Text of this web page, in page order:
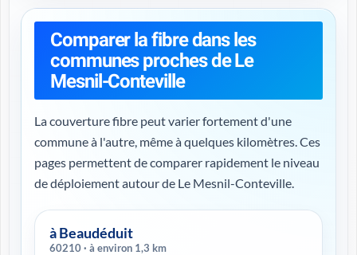
Comparer la fibre dans les
communes proches de Le
Mesnil-Conteville
La couverture fibre peut varier fortement d'une
commune à l'autre, même à quelques kilomètres. Ces
pages permettent de comparer rapidement le niveau
de déploiement autour de Le Mesnil-Conteville.
à Beaudéduit
60210 · à environ 1,3 km